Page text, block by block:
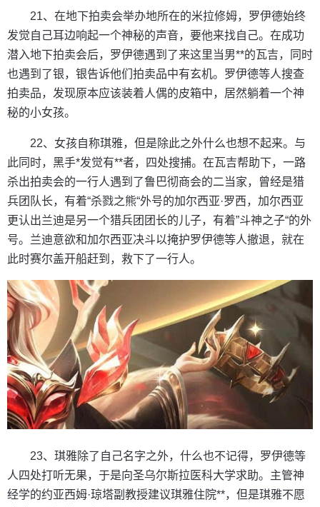
21、在地下拍卖会举办地所在的米拉修姆，罗伊德始终
发觉自己耳边响起一个神秘的声音，要他来找自己。在成功
潜入地下拍卖会后，罗伊德遇到了来这里当男**的瓦吉，同时
也遇到了银，银告诉他们拍卖品中有玄机。罗伊德等人搜查
拍卖品，发现原本应该装着人偶的皮箱中，居然躺着一个神
秘的小女孩。
22、女孩自称琪雅，但是除此之外什么也想不起来。与
此同时，黑手*发觉有**者，四处搜捕。在瓦吉帮助下，一路
杀出拍卖会的一行人遇到了鲁巴彻商会的二当家，曾经是猎
兵团队长，有着“杀戮之熊“外号的加尔西亚·罗西，加尔西亚
更认出兰迪是另一个猎兵团团长的儿子，有着”斗神之子“的外
号。兰迪意欲和加尔西亚决斗以掩护罗伊德等人撤退，就在
此时赛尔盖开船赶到，救下了一行人。
23、琪雅除了自己名字之外，什么也不记得，罗伊德等
人四处打听无果，于是向圣乌尔斯拉医科大学求助。主管神
经学的约亚西姆·琼塔副教授建议琪雅住院**，但是琪雅不愿